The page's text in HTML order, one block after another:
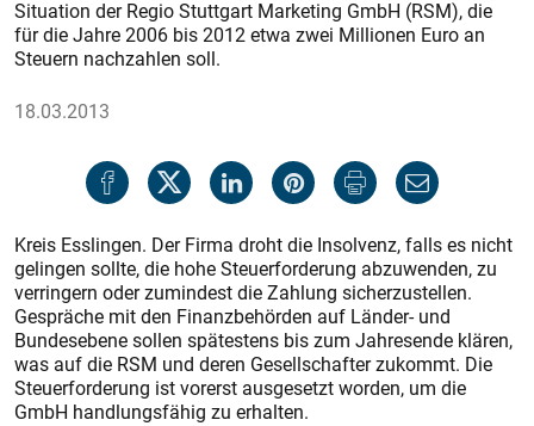
Situation der Regio Stuttgart Marketing GmbH (RSM), die
für die Jahre 2006 bis 2012 etwa zwei Millionen Euro an
Steuern nachzahlen soll.
18.03.2013
Kreis Esslingen. Der Firma droht die Insolvenz, falls es nicht
gelingen sollte, die hohe Steuerforderung abzuwenden, zu
verringern oder zumindest die Zahlung sicherzustellen.
Gespräche mit den Finanzbehörden auf Länder- und
Bundesebene sollen spätestens bis zum Jahresende klären,
was auf die RSM und deren Gesellschafter zukommt. Die
Steuerforderung ist vorerst ausgesetzt worden, um die
GmbH handlungsfähig zu erhalten.